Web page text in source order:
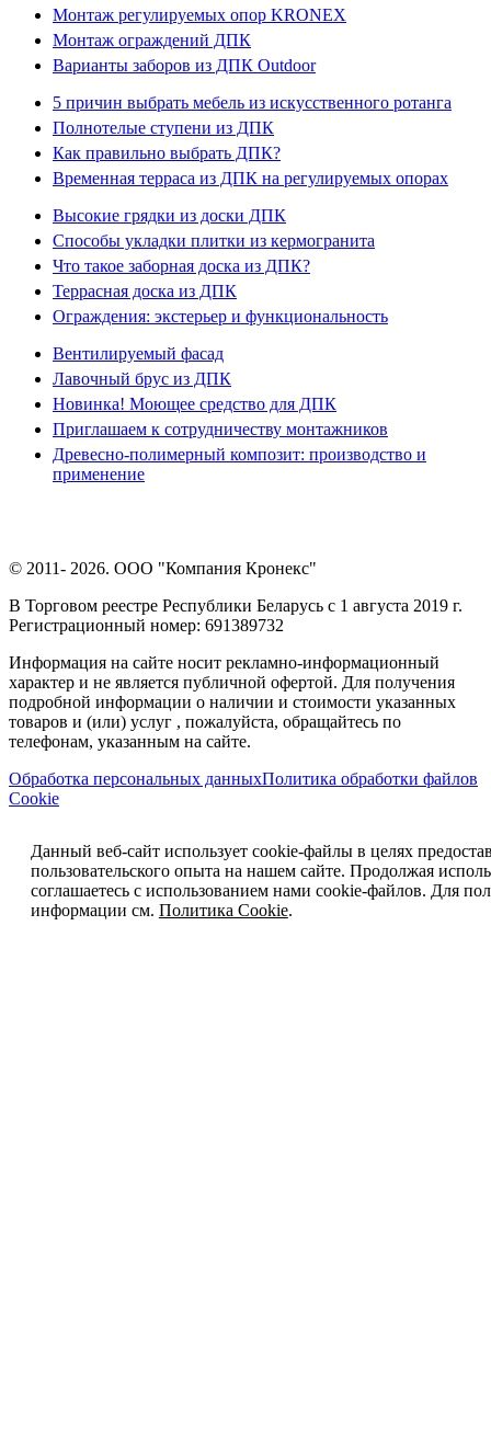
Монтаж регулируемых опор KRONEX
Монтаж ограждений ДПК
Варианты заборов из ДПК Outdoor
5 причин выбрать мебель из искусственного ротанга
Полнотелые ступени из ДПК
Как правильно выбрать ДПК?
Временная терраса из ДПК на регулируемых опорах
Высокие грядки из доски ДПК
Способы укладки плитки из кермогранита
Что такое заборная доска из ДПК?
Террасная доска из ДПК
Ограждения: экстерьер и функциональность
Вентилируемый фасад
Лавочный брус из ДПК
Новинка! Моющее средство для ДПК
Приглашаем к сотрудничеству монтажников
Древесно-полимерный композит: производство и
применение
© 2011- 2026. ООО "Компания Кронекс"
В Торговом реестре Республики Беларусь с 1 августа 2019 г.
Регистрационный номер: 691389732
Информация на сайте носит рекламно-информационный
характер и не является публичной офертой. Для получения
подробной информации о наличии и стоимости указанных
товаров и (или) услуг , пожалуйста, обращайтесь по
телефонам, указанным на сайте.
Обработка персональных данныхПолитика обработки файлов
Cookie
Данный веб-сайт использует cookie-файлы в целях
пользовательского опыта на нашем сайте. Продолжая
соглашаетесь с использованием нами cookie-файлов. Для
информации см. Политика Cookie.